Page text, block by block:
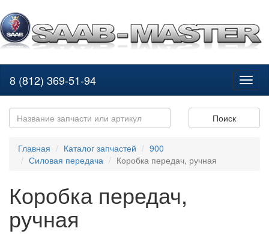
8 (812) 369-51-94
Поиск
Главная Каталог запчастей
900
Силовая передача
Коробка передач, ручная
Коробка передач,
ручная